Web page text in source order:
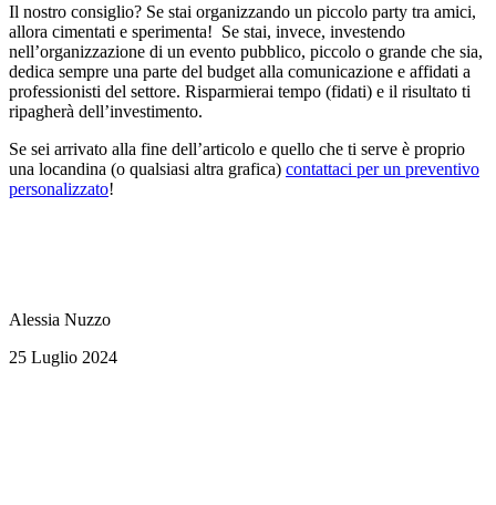
Il nostro consiglio? Se stai organizzando un piccolo party tra amici,
allora cimentati e sperimenta! Se stai, invece, investendo
nell’organizzazione di un evento pubblico, piccolo o grande che sia,
dedica sempre una parte del budget alla comunicazione e affidati a
professionisti del settore. Risparmierai tempo (fidati) e il risultato ti
ripagherà dell’investimento.
Se sei arrivato alla fine dell’articolo e quello che ti serve è proprio
una locandina (o qualsiasi altra grafica) contattaci per un preventivo
personalizzato!
Alessia Nuzzo
25 Luglio 2024